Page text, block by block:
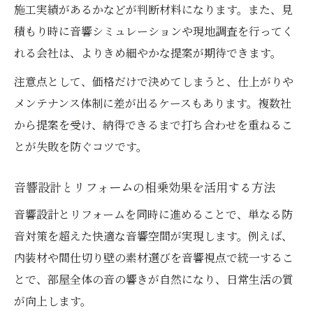
施工実績があるかなどが判断材料になります。また、見
積もり時に音響シミュレーションや現地調査を行ってく
れる会社は、よりきめ細やかな提案が期待できます。
注意点として、価格だけで決めてしまうと、仕上がりや
メンテナンス体制に差が出るケースもあります。複数社
から提案を受け、納得できるまで打ち合わせを重ねるこ
とが失敗を防ぐコツです。
音響設計とリフォームの相乗効果を活用する方法
音響設計とリフォームを同時に進めることで、単なる防
音対策を超えた快適な音響空間が実現します。例えば、
内装材や間仕切り壁の素材選びを音響視点で統一するこ
とで、部屋全体の音の響きが自然になり、日常生活の質
が向上します。